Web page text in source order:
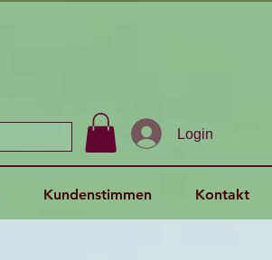
Login
Kundenstimmen Kontakt